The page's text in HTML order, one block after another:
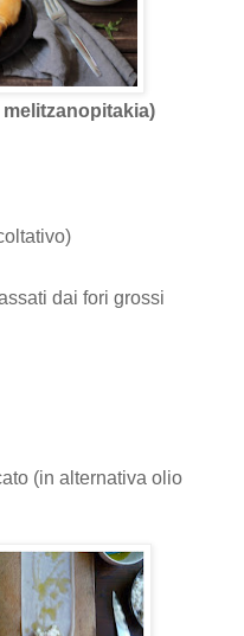
dai fori grossi
(in alternativa olio